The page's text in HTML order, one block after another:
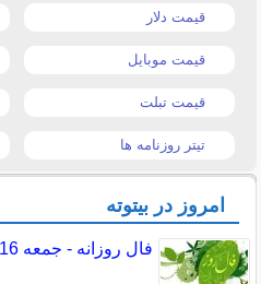
قیمت دلار
قیمت موبایل
قیمت تبلت
تیتر روزنامه ها
امروز در بیتوته
فال روزانه - جمعه 16 مرداد 1405